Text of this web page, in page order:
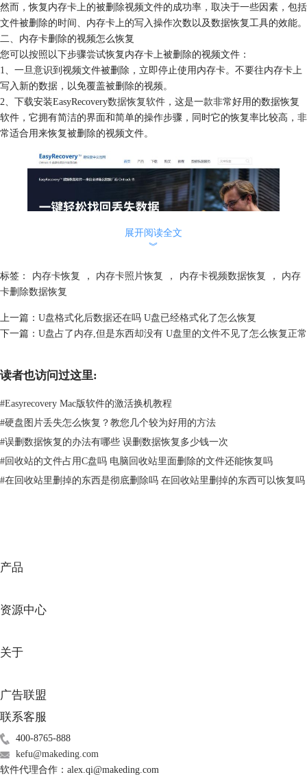
然而，恢复内存卡上的被删除视频文件的成功率，取决于一些因素，包括
文件被删除的时间、内存卡上的写入操作次数以及数据恢复工具的效能。
二、内存卡删除的视频怎么恢复
您可以按照以下步骤尝试恢复内存卡上被删除的视频文件：
1、一旦意识到视频文件被删除，立即停止使用内存卡。不要往内存卡上
写入新的数据，以免覆盖被删除的视频。
2、下载安装EasyRecovery数据恢复软件 ，这是一款非常好用的数据恢复
软件，它拥有简洁的界面和简单的操作步骤，同时它的恢复率比较高，非
常适合用来恢复被删除的视频文件。
图1：EasyRecovery数据恢复软件
器，确保电脑可以识别内存卡。
4、打开EasyRecovery软件，在软件界面中我们可以看到，它支持恢复文
选视频即可，并点击下一个。
点击扫描按钮，软件对内存卡进行扫描，寻找可以恢复的视频文件。
要恢复的视频，点击恢复按钮，选择视频恢复的位置，等待软件恢复完毕
即可。
展开阅读全文
︾
标签： 内存卡恢复 ， 内存卡照片恢复 ， 内存卡视频数据恢复 ，
内存
卡删除数据恢复
上一篇： U盘格式化后数据还在吗 U盘已经格式化了怎么恢复
下一篇： U盘占了内存,但是东西却没有 U盘里的文件不见了怎么恢复正常
读者也访问过这里:
#Easyrecovery Mac版软件的激活换机教程
#硬盘图片丢失怎么恢复？教您几个较为好用的方法
#误删数据恢复的办法有哪些 误删数据恢复多少钱一次
#回收站的文件占用C盘吗 电脑回收站里面删除的文件还能恢复吗
#在回收站里删掉的东西是彻底删除吗 在回收站里删掉的东西可以恢复吗
产品
资源中心
关于
广告联盟
联系客服
400-8765-888
kefu@makeding.com
软件代理合作：alex.qi@makeding.com